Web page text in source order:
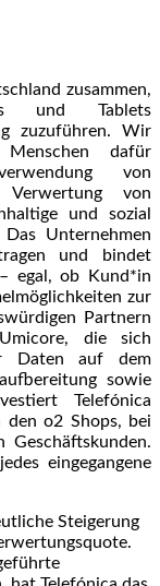
zusammen,
und Tablets
zuzuführen. Wir
dafür
von
von
und sozial
Unternehmen
und bindet
egal, ob Kund*in
zur
Partnern
die sich
Daten auf dem
sowie
Telefónica
den o2 Shops, bei
Geschäftskunden.
eingegangene
Steigerung